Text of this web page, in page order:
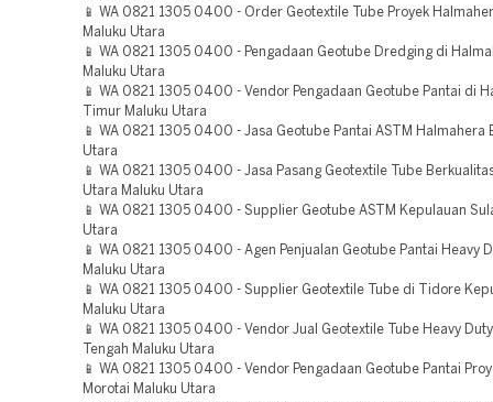
📱 WA 0821 1305 0400 - Order Geotextile Tube Proyek
Maluku Utara
📱 WA 0821 1305 0400 - Pengadaan Geotube Dredging di
Maluku Utara
📱 WA 0821 1305 0400 - Vendor Pengadaan Geotube Pantai di
Timur Maluku Utara
📱 WA 0821 1305 0400 - Jasa Geotube Pantai ASTM Halmahera
Utara
📱 WA 0821 1305 0400 - Jasa Pasang Geotextile Tube
Utara Maluku Utara
📱 WA 0821 1305 0400 - Supplier Geotube ASTM Kepulauan
Utara
📱 WA 0821 1305 0400 - Agen Penjualan Geotube Pantai Heavy
Maluku Utara
📱 WA 0821 1305 0400 - Supplier Geotextile Tube di Tidore
Maluku Utara
📱 WA 0821 1305 0400 - Vendor Jual Geotextile Tube Heavy
Tengah Maluku Utara
📱 WA 0821 1305 0400 - Vendor Pengadaan Geotube Pantai
Morotai Maluku Utara